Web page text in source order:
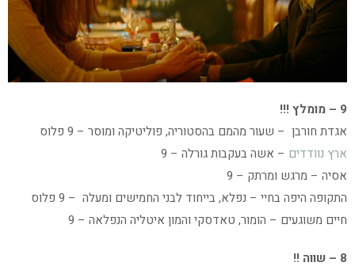
9 – מומלץ !!!
אגדת חורבן – שעור מהמם בהסטוריה, פוליטיקה ומוסר – 9 פלוס
ארץ נוודדים – אשה בעקבות גורלה – 9
אסיה – מרגש ומרתק – 9
התקופה היפה בחיי – נפלא, בייחוד לבני החמישים ומעלה – 9 פלוס
חיים משוגעים – הומור, טאדסקי והמון איטליה הנפלאה – 9
8 – שווה !!